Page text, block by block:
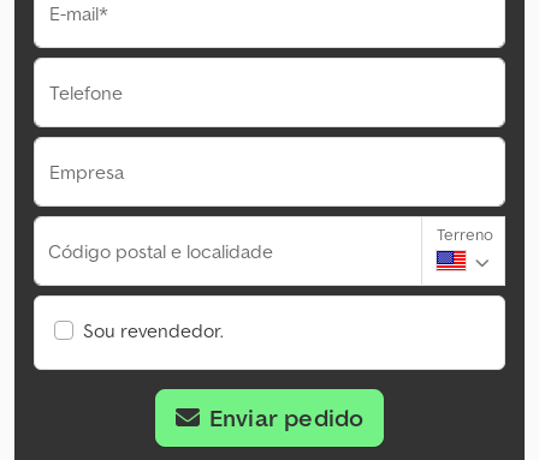
E-mail*
Telefone
Empresa
Código postal e localidade
Terreno
Sou revendedor.
Enviar pedido